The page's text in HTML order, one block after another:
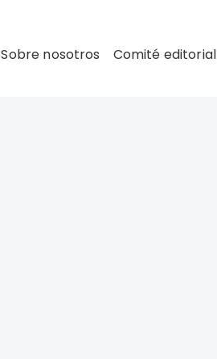
Sobre nosotros Comité editorial